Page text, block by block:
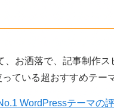
、お洒落で、記事制作ス
ている超おすすめテー
WordPressテーマの